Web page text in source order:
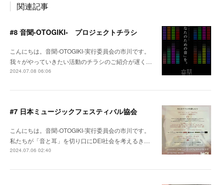
関連記事
#8 音聞-OTOGIKI- プロジェクトチラシ
こんにちは。音聞-OTOGIKI-実行委員会の市川です。
我々がやっていきたい活動のチラシのご紹介が遅く…
2024.07.08 06:06
#7 日本ミュージックフェスティバル協会
こんにちは。音聞-OTOGIKI-実行委員会の市川です。
私たちが「音と耳」を切り口にDEI社会を考えるき…
2024.07.06 02:40